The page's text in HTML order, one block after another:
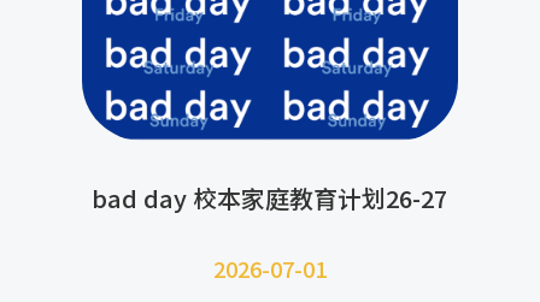
bad day 校本家庭教育计划26-27
2026-07-01